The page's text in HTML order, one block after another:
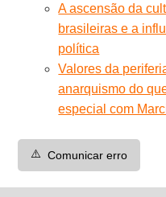
A ascensão da
brasileiras e a
política
Valores da
anarquismo do
especial com
⚠️ Comunicar erro